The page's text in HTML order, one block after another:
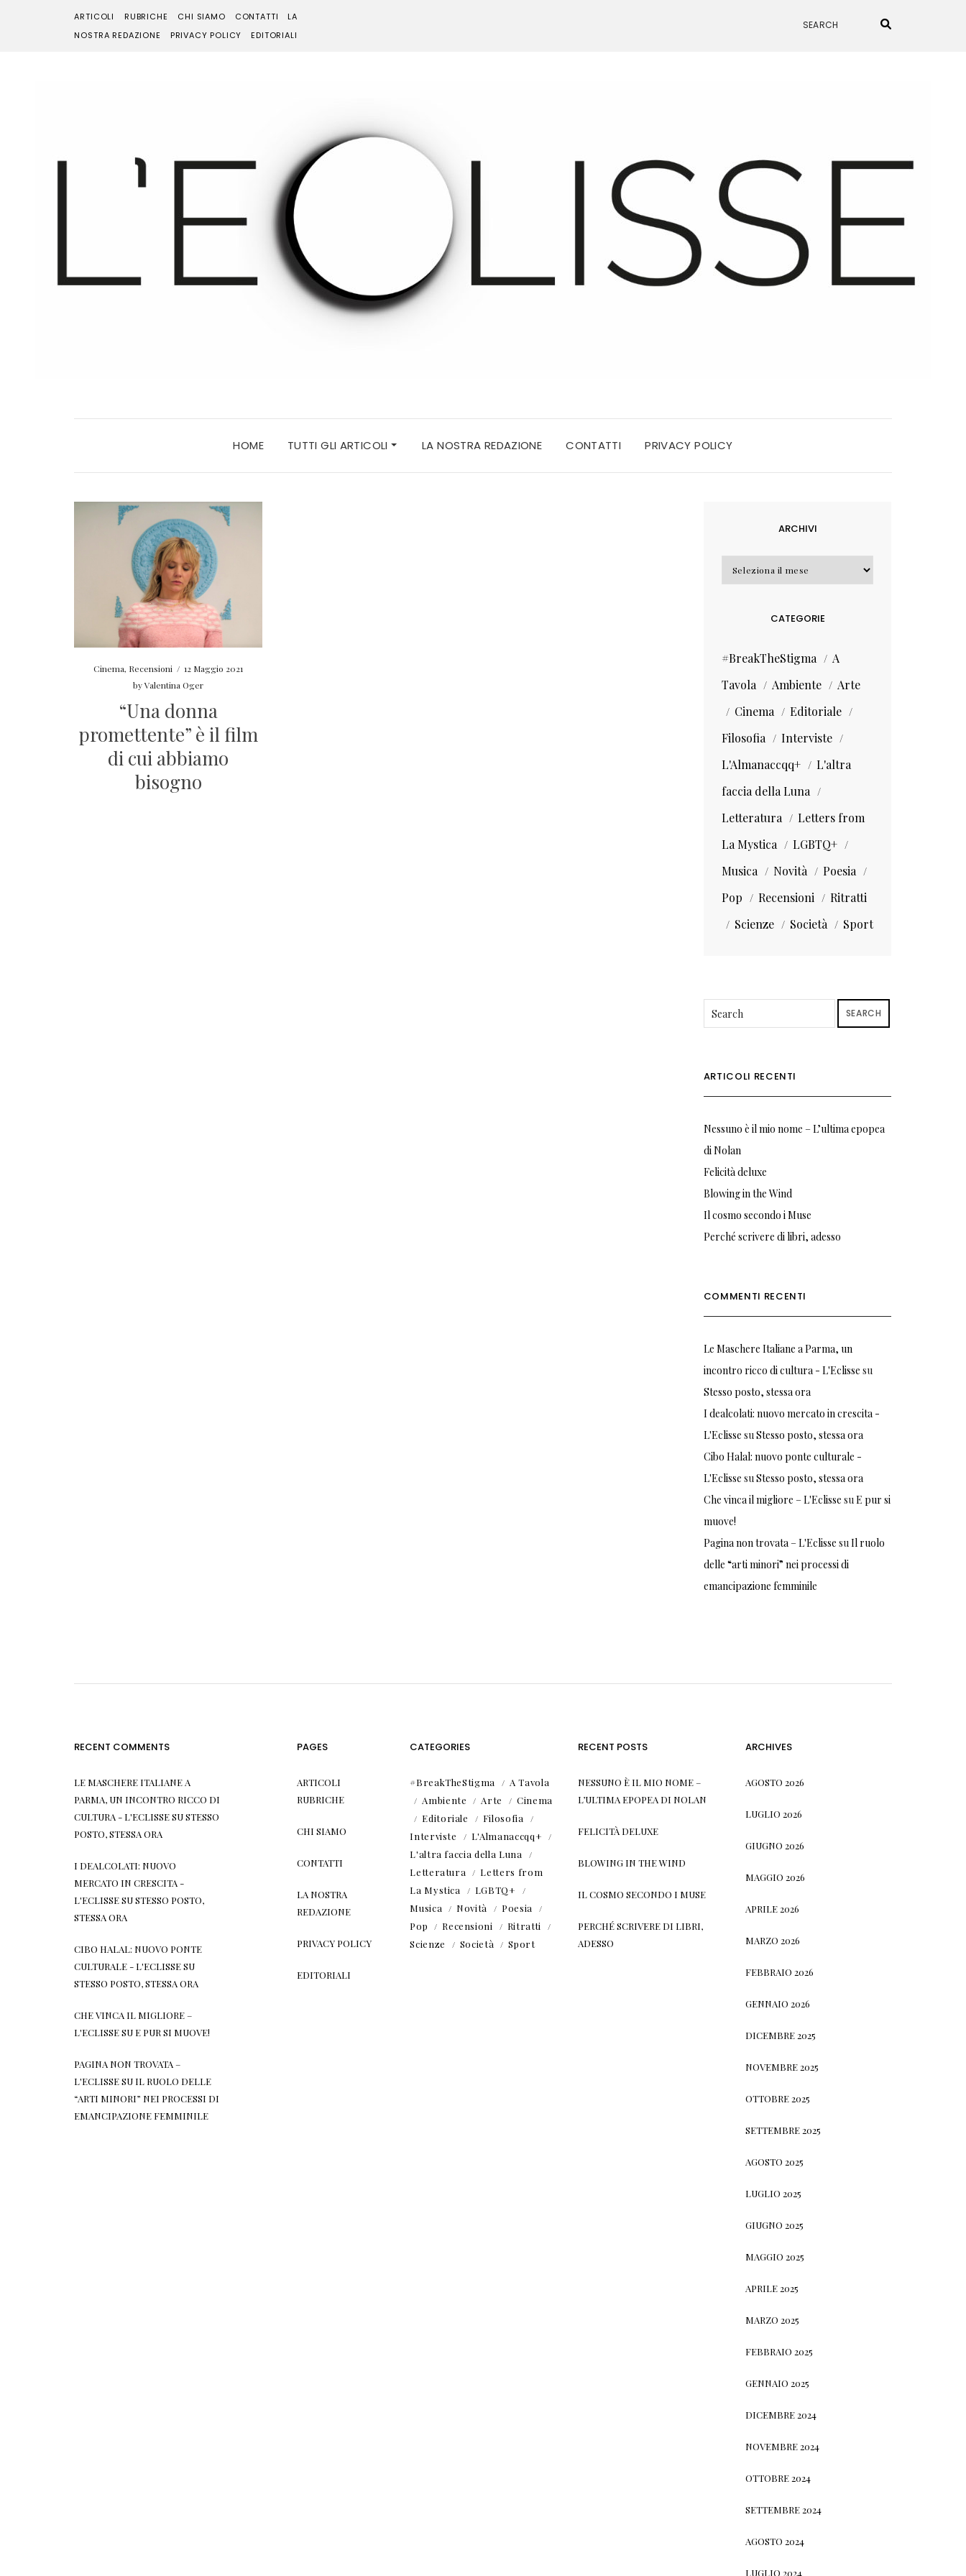
ARTICOLI RUBRICHE CHI SIAMO CONTATTI
LA
NOSTRA REDAZIONE
PRIVACY POLICY EDITORIALI
HOME TUTTI GLI ARTICOLI LA NOSTRA REDAZIONE CONTATTI PRIVACY POLICY
Cinema, Recensioni / 12 Maggio 2021
byValentina Oger
“Una donna
promettente” è il film
di cui abbiamo
bisogno
ARCHIVI
Archivi
CATEGORIE
#BreakTheStigma
A
Tavola
Ambiente
Arte
Cinema
Editoriale
Filosofia
Interviste
L'Almanaccqq+
L'altra
faccia della Luna
Letteratura
Letters from
La Mystica
LGBTQ+
Musica
Novità
Poesia
Pop
Recensioni
Ritratti
Scienze
Società Sport
SEARCH
ARTICOLI RECENTI
Nessuno è il mio nome – L’ultima epopea
di Nolan
Felicità deluxe
Blowing in the Wind
Il cosmo secondo i Muse
Perché scrivere di libri, adesso
COMMENTI RECENTI
Le Maschere Italiane a Parma, un
incontro ricco di cultura - L'Eclisse su
Stesso posto, stessa ora
I dealcolati: nuovo mercato in crescita -
L'Eclisse suStesso posto, stessa ora
Cibo Halal: nuovo ponte culturale -
L'Eclisse suStesso posto, stessa ora
Che vinca il migliore – L'Eclisse suE pur si
muove!
Pagina non trovata – L'Eclisse suIl ruolo
delle “arti minori” nei processi di
emancipazione femminile
RECENT COMMENTS
LE MASCHERE ITALIANE A
PARMA, UN INCONTRO RICCO DI
CULTURA - L'ECLISSESUSTESSO
POSTO, STESSA ORA
I DEALCOLATI: NUOVO
MERCATO IN CRESCITA -
L'ECLISSESUSTESSO POSTO,
STESSA ORA
CIBO HALAL: NUOVO PONTE
CULTURALE - L'ECLISSESU
STESSO POSTO, STESSA ORA
CHE VINCA IL MIGLIORE –
L'ECLISSESU E PUR SI MUOVE!
PAGINA NON TROVATA –
L'ECLISSESU IL RUOLO DELLE
“ARTI MINORI” NEI PROCESSI DI
EMANCIPAZIONE FEMMINILE
PAGES
ARTICOLI
RUBRICHE
CHI SIAMO
CONTATTI
LA NOSTRA
REDAZIONE
PRIVACY POLICY
EDITORIALI
CATEGORIES
#BreakTheStigma
A Tavola
Ambiente
Arte
Cinema
Editoriale
Filosofia
Interviste
L'Almanaccqq+
L'altra faccia della Luna
Letteratura
Letters from
La Mystica
LGBTQ+
Musica
Novità
Poesia
Pop
Recensioni
Ritratti
Scienze
Società Sport
RECENT POSTS
NESSUNO È IL MIO NOME –
L’ULTIMA EPOPEA DI NOLAN
FELICITÀ DELUXE
BLOWING IN THE WIND
IL COSMO SECONDO I MUSE
PERCHÉ SCRIVERE DI LIBRI,
ADESSO
ARCHIVES
AGOSTO 2026
LUGLIO 2026
GIUGNO 2026
MAGGIO 2026
APRILE 2026
MARZO 2026
FEBBRAIO 2026
GENNAIO 2026
DICEMBRE 2025
NOVEMBRE 2025
OTTOBRE 2025
SETTEMBRE 2025
AGOSTO 2025
LUGLIO 2025
GIUGNO 2025
MAGGIO 2025
APRILE 2025
MARZO 2025
FEBBRAIO 2025
GENNAIO 2025
DICEMBRE 2024
NOVEMBRE 2024
OTTOBRE 2024
SETTEMBRE 2024
AGOSTO 2024
LUGLIO 2024